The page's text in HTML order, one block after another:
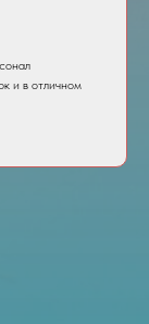
и в отличном